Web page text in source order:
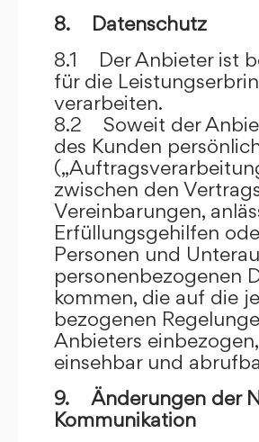
8. Datenschutz
8.1 Der Anbieter ist
für die
verarbeiten.
8.2 Soweit der
des Kunden
zwischen den
Vereinbarungen,
Erfüllungsgehilfen
Personen und
personenbezogenen
kommen, die auf die
bezogenen
Anbieters
einsehbar und
9. Änderungen der
Kommunikation